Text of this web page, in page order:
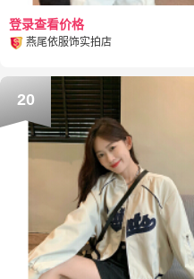
登录查看价格
燕尾依服饰实拍店
20